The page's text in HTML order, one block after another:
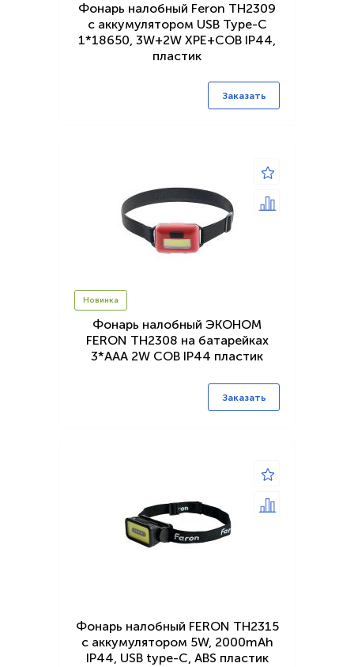
Фонарь налобный Feron TH2309
с аккумулятором USB Type-C
1*18650, 3W+2W XPE+COB IP44,
пластик
Заказать
Новинка
Фонарь налобный ЭКОНОМ
FERON TH2308 на батарейках
3*AAA 2W COB IP44 пластик
Заказать
Фонарь налобный FERON TH2315
c аккумулятором 5W, 2000mAh
IP44, USB type-C, ABS пластик